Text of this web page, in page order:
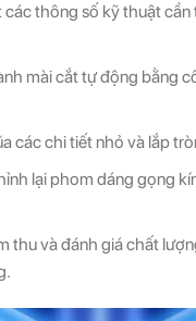
các thông số kỹ thuật cần
mài cắt tự động bằng
các chi tiết nhỏ và lắp
lại phom dáng gọng
thu và đánh giá chất